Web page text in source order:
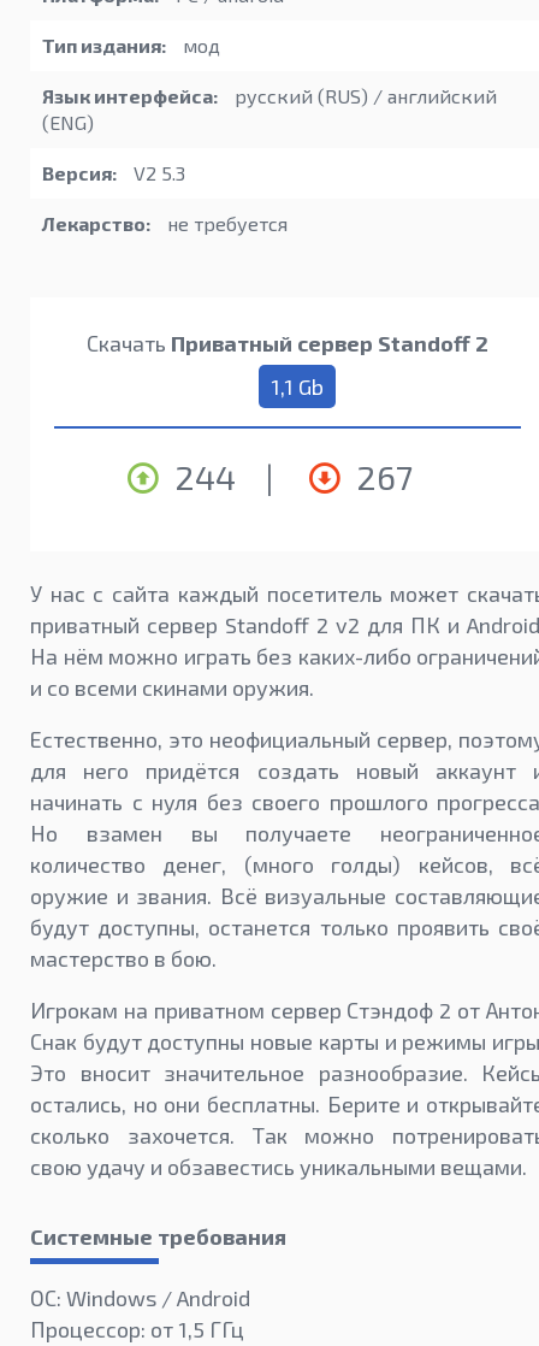
Тип издания: мод
Язык интерфейса:
русский (RUS) / английский
(ENG)
Версия: V2 5.3
Лекарство: не требуется
Скачать Приватный сервер Standoff 2
1,1 Gb
244 | 267
У нас с сайта каждый посетитель может
приватный сервер Standoff 2 v2 для ПК и
На нём можно играть без каких-либо
и со всеми скинами оружия.
Естественно, это неофициальный сервер,
для него придётся создать новый аккаунт
начинать с нуля без своего прошлого
Но взамен вы получаете
количество денег, (много голды) кейсов,
оружие и звания. Всё визуальные
будут доступны, останется только проявить
мастерство в бою.
Игрокам на приватном сервер Стэндоф 2 от
Снак будут доступны новые карты и режимы
Это вносит значительное разнообразие.
остались, но они бесплатны. Берите и
сколько захочется. Так можно
свою удачу и обзавестись уникальными вещами.
Системные требования
ОС: Windows / Android
Процессор: от 1,5 ГГц